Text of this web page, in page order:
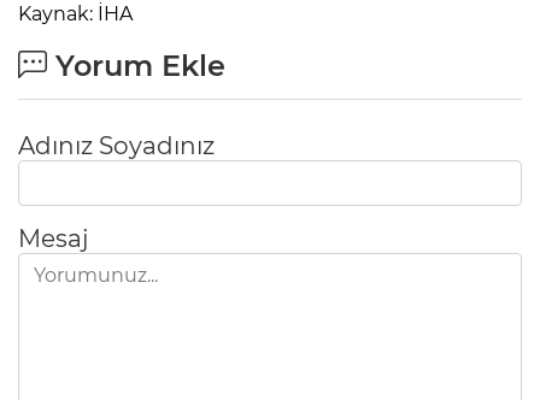
Kaynak: İHA
Yorum Ekle
Adınız Soyadınız
Mesaj